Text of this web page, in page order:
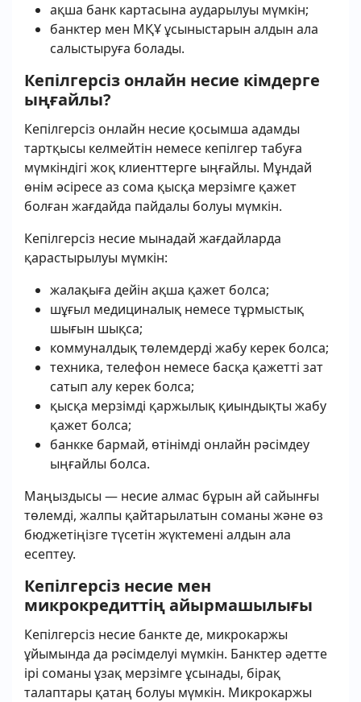
ақша банк картасына аударылуы мүмкін;
банктер мен МҚҰ ұсыныстарын алдын ала
салыстыруға болады.
Кепілгерсіз онлайн несие кімдерге
ыңғайлы?
Кепілгерсіз онлайн несие қосымша адамды
тартқысы келмейтін немесе кепілгер табуға
мүмкіндігі жоқ клиенттерге ыңғайлы. Мұндай
өнім әсіресе аз сома қысқа мерзімге қажет
болған жағдайда пайдалы болуы мүмкін.
Кепілгерсіз несие мынадай жағдайларда
қарастырылуы мүмкін:
жалақыға дейін ақша қажет болса;
шұғыл медициналық немесе тұрмыстық
шығын шықса;
коммуналдық төлемдерді жабу керек болса;
техника, телефон немесе басқа қажетті зат
сатып алу керек болса;
қысқа мерзімді қаржылық қиындықты жабу
қажет болса;
банкке бармай, өтінімді онлайн рәсімдеу
ыңғайлы болса.
Маңыздысы — несие алмас бұрын ай сайынғы
төлемді, жалпы қайтарылатын соманы және өз
бюджетіңізге түсетін жүктемені алдын ала
есептеу.
Кепілгерсіз несие мен
микрокредиттің айырмашылығы
Кепілгерсіз несие банкте де, микрокаржы
ұйымында да рәсімделуі мүмкін. Банктер әдетте
ірі соманы ұзақ мерзімге ұсынады, бірақ
талаптары қатаң болуы мүмкін. Микрокаржы